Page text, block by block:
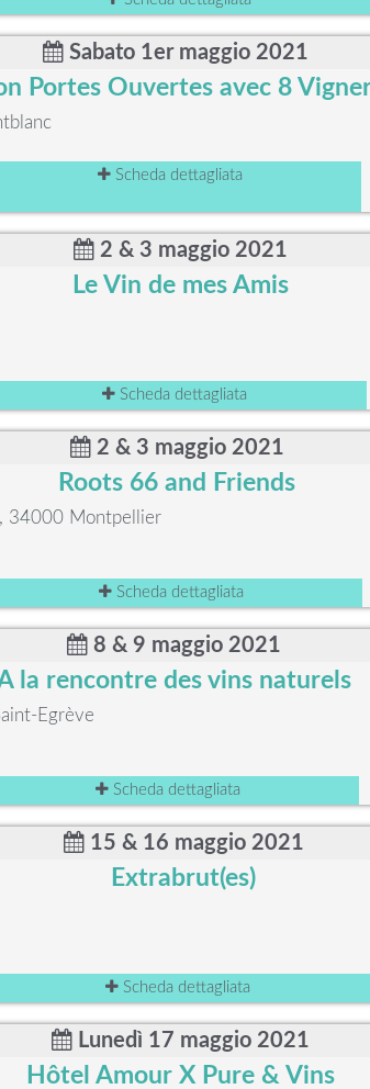
Sabato 1er maggio 2021
Portes Ouvertes avec 8
Scheda dettagliata
2 & 3 maggio 2021
Le Vin de mes Amis
Scheda dettagliata
2 & 3 maggio 2021
Roots 66 and Friends
34000 Montpellier
Scheda dettagliata
8 & 9 maggio 2021
la rencontre des vins naturels
Egrève
Scheda dettagliata
15 & 16 maggio 2021
Extrabrut(es)
Scheda dettagliata
Lunedì 17 maggio 2021
Hôtel Amour X Pure & Vins